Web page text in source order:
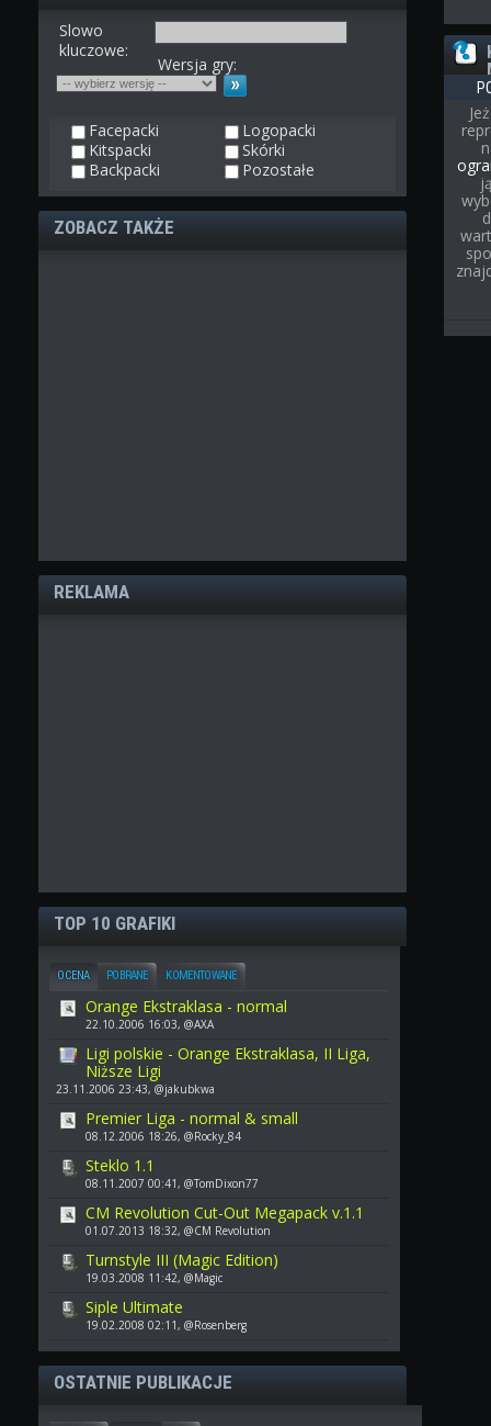
Slowo
kluczowe:
Wersja gry:
Facepacki
Logopacki
Kitspacki
Skórki
Backpacki
Pozostałe
ZOBACZ TAKŻE
REKLAMA
TOP 10 GRAFIKI
OCENA POBRANE KOMENTOWANE
Orange Ekstraklasa - normal
22.10.2006 16:03, @AXA
Ligi polskie - Orange Ekstraklasa, II Liga,
Niższe Ligi
23.11.2006 23:43, @jakubkwa
Premier Liga - normal & small
08.12.2006 18:26, @Rocky_84
Steklo 1.1
08.11.2007 00:41, @TomDixon77
CM Revolution Cut-Out Megapack v.1.1
01.07.2013 18:32, @CM Revolution
Turnstyle III (Magic Edition)
19.03.2008 11:42, @Magic
Siple Ultimate
19.02.2008 02:11, @Rosenberg
OSTATNIE PUBLIKACJE